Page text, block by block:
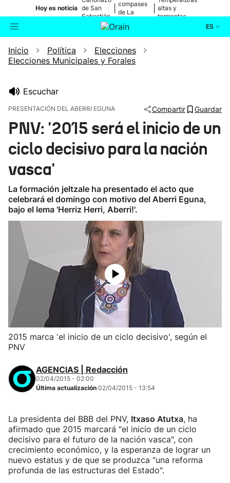
Hoy es noticia de San
Sebastián
compases
de La
altas y
tormentas
ES
Buscador Actualidad
Cultura
Ikusmiran
Inicio Política
Elecciones
Elecciones Municipales y Forales
Escuchar
PRESENTACIÓN DEL ABERRI EGUNA Compartir Guardar
PNV: '2015 será el inicio de un
ciclo decisivo para la nación
vasca'
La formación jeltzale ha presentado el acto que
celebrará el domingo con motivo del Aberri Eguna,
bajo el lema 'Herriz Herri, Aberri!'.
2015 marca 'el inicio de un ciclo decisivo', según el
PNV
AGENCIAS | Redacción
02/04/2015 - 02:00
Última actualización 02/04/2015 - 13:54
La presidenta del BBB del PNV, Itxaso Atutxa, ha
afirmado que 2015 marcará "el inicio de un ciclo
decisivo para el futuro de la nación vasca", con
crecimiento económico, y la esperanza de lograr un
nuevo estatus y de que se produzca "una reforma
profunda de las estructuras del Estado".